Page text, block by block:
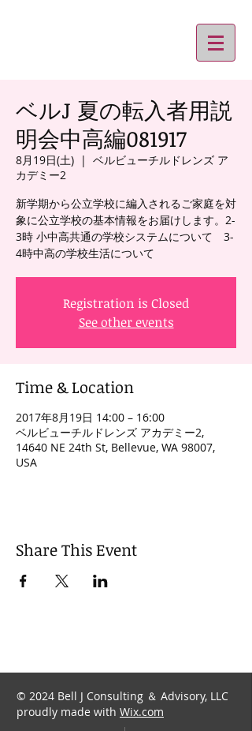
ベルJ 夏の転入者用説
明会中高編081917
8月19日(土)
  |
ベルビューチルドレンズ ア
カデミー2
新学期から公立学校に編入されるご家庭を対
象に公立学校の基本情報をお届けします。2-
3時 小中高共通の学校システムについて 3-
4時中高の学校生活について
Registration is Closed
See other events
Time & Location
2017年8月19日 14:00 – 16:00
ベルビューチルドレンズ アカデミー2,
14640 NE 24th St, Bellevue, WA 98007,
USA
Share This Event
© 2024 Bell J Consulting ＆ Advisory, LLC
proudly made with Wix.com